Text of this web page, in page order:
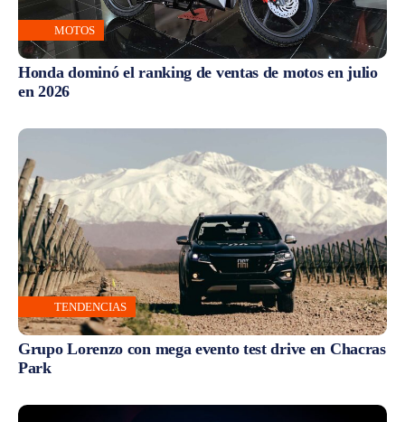
MOTOS
Honda dominó el ranking de ventas de motos en julio
en 2026
TENDENCIAS
Grupo Lorenzo con mega evento test drive en Chacras
Park